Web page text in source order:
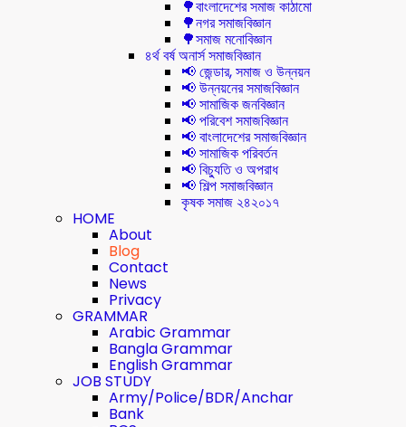
🌳বাংলাদেশের সমাজ কাঠামো
🌳নগর সমাজবিজ্ঞান
🌳সমাজ মনোবিজ্ঞান
৪র্থ বর্ষ অনার্স সমাজবিজ্ঞান
📢 জেন্ডার, সমাজ ও উন্নয়ন
📢 উন্নয়নের সমাজবিজ্ঞান
📢 সামাজিক জনবিজ্ঞান
📢 পরিবেশ সমাজবিজ্ঞান
📢 বাংলাদেশের সমাজবিজ্ঞান
📢 সামাজিক পরিবর্তন
📢 বিচ্যুতি ও অপরাধ
📢 শিল্প সমাজবিজ্ঞান
কৃষক সমাজ ২৪২০১৭
HOME
About
Blog
Contact
News
Privacy
GRAMMAR
Arabic Grammar
Bangla Grammar
English Grammar
JOB STUDY
Army/Police/BDR/Anchar
Bank